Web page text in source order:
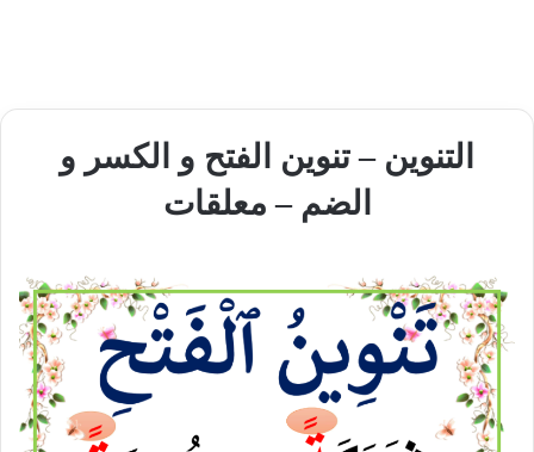
التنوين – تنوين الفتح و الكسر و
الضم – معلقات